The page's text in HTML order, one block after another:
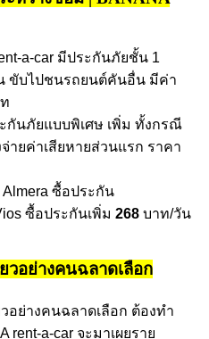
a-car มีประกันภัยชั้น 1
ขับไปชนรถยนต์คันอื่น มีค่า
กันภัยแบบพิเศษ เพิ่ม ทั้งกรณี
ายค่าเสียหายส่วนแรก ราคา
ซื้อประกัน
ซื้อประกันเพิ่ม 268 บาท/วัน
วอย่างคนฉลาดเลือก
อย่างคนฉลาดเลือก ต้องทำ
rent-a-car จะมาเผยราย